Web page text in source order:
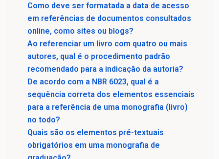
Como deve ser formatada a data de acesso
em referências de documentos consultados
online, como sites ou blogs?
Ao referenciar um livro com quatro ou mais
autores, qual é o procedimento padrão
recomendado para a indicação da autoria?
De acordo com a NBR 6023, qual é a
sequência correta dos elementos essenciais
para a referência de uma monografia (livro)
no todo?
Quais são os elementos pré-textuais
obrigatórios em uma monografia de